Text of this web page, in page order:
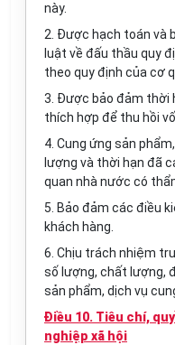
này.
2. Được hạch toán và
luật về đấu thầu quy
theo quy định của cơ
3. Được bảo đảm thời
thích hợp để thu hồi
4. Cung ứng sản
lượng và thời hạn đã
quan nhà nước có
5. Bảo đảm các điều
khách hàng.
6. Chịu trách nhiệm
số lượng, chất lượng,
sản phẩm, dịch vụ
Điều 10. Tiêu chí,
nghiệp xã hội